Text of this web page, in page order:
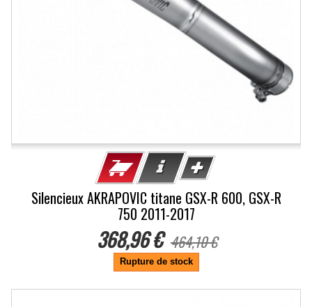
Silencieux AKRAPOVIC titane GSX-R 600, GSX-R
750 2011-2017
368,96 € 464,10 €
Rupture de stock